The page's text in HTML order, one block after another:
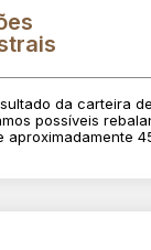
da carteira
possíveis
aproximadamente